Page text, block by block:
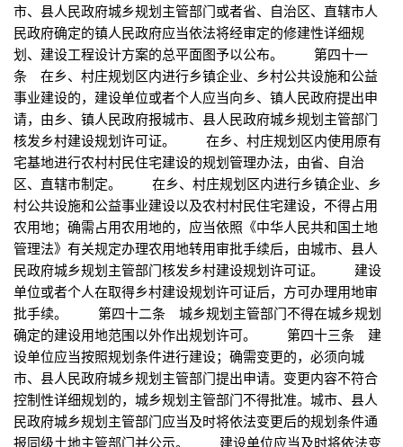
市、县人民政府城乡规划主管部门或者省、自治区、直辖市人
民政府确定的镇人民政府应当依法将经审定的修建性详细规
划、建设工程设计方案的总平面图予以公布。 第四十一
条 在乡、村庄规划区内进行乡镇企业、乡村公共设施和公益
事业建设的，建设单位或者个人应当向乡、镇人民政府提出申
请，由乡、镇人民政府报城市、县人民政府城乡规划主管部门
核发乡村建设规划许可证。 在乡、村庄规划区内使用原有
宅基地进行农村村民住宅建设的规划管理办法，由省、自治
区、直辖市制定。 在乡、村庄规划区内进行乡镇企业、乡
村公共设施和公益事业建设以及农村村民住宅建设，不得占用
农用地；确需占用农用地的，应当依照《中华人民共和国土地
管理法》有关规定办理农用地转用审批手续后，由城市、县人
民政府城乡规划主管部门核发乡村建设规划许可证。 建设
单位或者个人在取得乡村建设规划许可证后，方可办理用地审
批手续。 第四十二条 城乡规划主管部门不得在城乡规划
确定的建设用地范围以外作出规划许可。 第四十三条 建
设单位应当按照规划条件进行建设；确需变更的，必须向城
市、县人民政府城乡规划主管部门提出申请。变更内容不符合
控制性详细规划的，城乡规划主管部门不得批准。城市、县人
民政府城乡规划主管部门应当及时将依法变更后的规划条件通
报同级土地主管部门并公示。 建设单位应当及时将依法变